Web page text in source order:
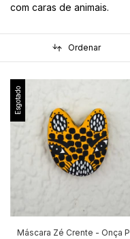
com caras de animais.
Ordenar
Esgotado
Máscara Zé Crente - Onça P